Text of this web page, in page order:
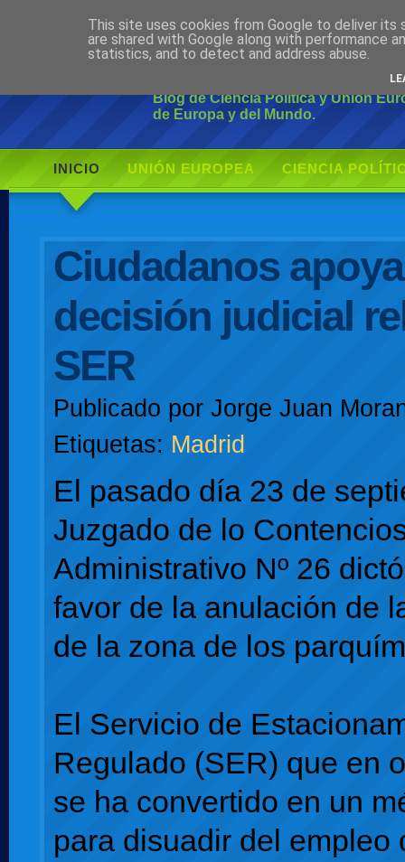
Ciudadano
Blog de Ciencia Política y Unión
de Europa y del Mundo.
INICIO UNIÓN EUROPEA CIENCIA
Ciudadanos
decisión judicial
SER
Publicado por Jorge Juan
Etiquetas: Madrid
El pasado día 23 de
Juzgado de lo
Administrativo Nº 26
favor de la anulación de
de la zona de los
El Servicio de
Regulado (SER) que en
se ha convertido en un
para disuadir del empleo
This site uses cookies from Google to deliver its
are shared with Google along with performance
statistics, and to detect and address abuse.